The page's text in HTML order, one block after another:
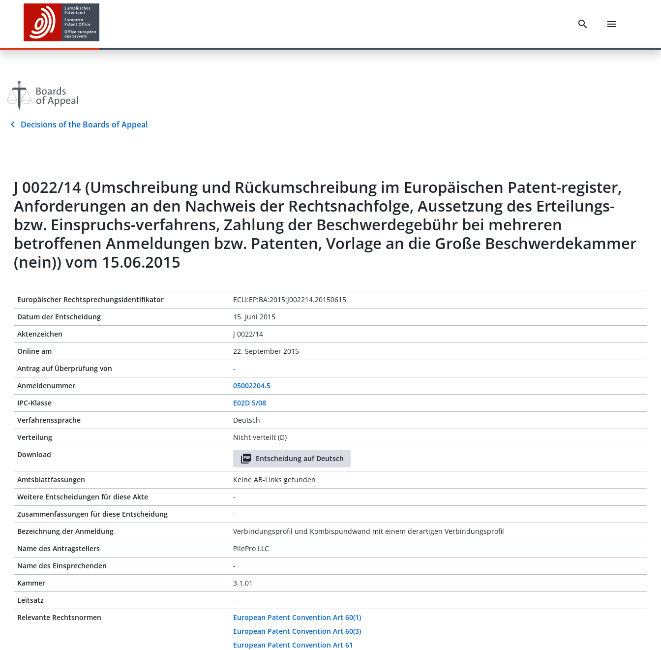
Decisions of the Boards of Appeal
J 0022/14 (Umschreibung und Rückumschreibung im Europäischen Patent-register,
Anforderungen an den Nachweis der Rechtsnachfolge, Aussetzung des Erteilungs-
bzw. Einspruchs-verfahrens, Zahlung der Beschwerdegebühr bei mehreren
betroffenen Anmeldungen bzw. Patenten, Vorlage an die Große Beschwerdekammer
(nein)) vom 15.06.2015
Europäischer Rechtsprechungsidentifikator
ECLI:EP:BA:2015:J002214.20150615
Datum der Entscheidung
15. Juni 2015
Aktenzeichen
J 0022/14
Online am
22. September 2015
Antrag auf Überprüfung von
-
Anmeldenummer
05002204.5
IPC-Klasse
E02D 5/08
Verfahrenssprache
Deutsch
Verteilung
Nicht verteilt (D)
Download
Entscheidung auf Deutsch
Amtsblattfassungen
Keine AB-Links gefunden
Weitere Entscheidungen für diese Akte
-
Zusammenfassungen für diese Entscheidung
-
Bezeichnung der Anmeldung
Verbindungsprofil und Kombispundwand mit einem derartigen Verbindungsprofil
Name des Antragstellers
PilePro LLC
Name des Einsprechenden
-
Kammer
3.1.01
Leitsatz
-
Relevante Rechtsnormen
European Patent Convention Art 60(1)
European Patent Convention Art 60(3)
European Patent Convention Art 61